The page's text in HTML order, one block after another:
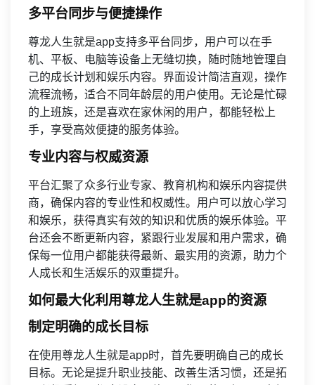
多平台同步与便捷操作
尊龙人生就是app支持多平台同步，用户可以在手
机、平板、电脑等设备上无缝切换，随时随地管理自
己的成长计划和娱乐内容。界面设计简洁直观，操作
流程流畅，适合不同年龄层的用户使用。无论是忙碌
的上班族，还是喜欢在家休闲的用户，都能轻松上
手，享受高效便捷的服务体验。
专业内容与权威资源
平台汇聚了众多行业专家、教育机构和娱乐内容提供
商，确保内容的专业性和权威性。用户可以放心学习
和娱乐，获得真实有效的知识和优质的娱乐体验。平
台还会不断更新内容，紧跟行业发展和用户需求，确
保每一位用户都能获得最新、最实用的资源，助力个
人成长和生活娱乐的双重提升。
如何最大化利用尊龙人生就是app的资源
制定明确的成长目标
在使用尊龙人生就是app时，首先要明确自己的成长
目标。无论是提升职业技能、改善生活习惯，还是拓